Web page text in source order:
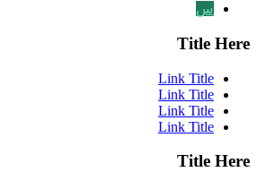
س
Title Here
Link Title
Link Title
Link Title
Link Title
Title Here